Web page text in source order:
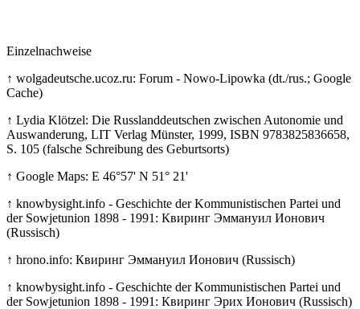
Einzelnachweise
↑ wolgadeutsche.ucoz.ru: Forum - Nowo-Lipowka (dt./rus.; Google
Cache)
↑ Lydia Klötzel: Die Russlanddeutschen zwischen Autonomie und
Auswanderung, LIT Verlag Münster, 1999, ISBN 9783825836658,
S. 105 (falsche Schreibung des Geburtsorts)
↑ Google Maps: E 46°57' N 51° 21'
↑ knowbysight.info - Geschichte der Kommunistischen Partei und
der Sowjetunion 1898 - 1991: Квиринг Эммануил Ионович
(Russisch)
↑ hrono.info: Квиринг Эммануил Ионович (Russisch)
↑ knowbysight.info - Geschichte der Kommunistischen Partei und
der Sowjetunion 1898 - 1991: Квиринг Эрих Ионович (Russisch)